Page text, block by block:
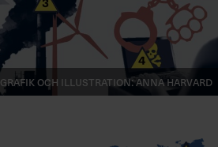
Grafik och illustration: Anna Harvard